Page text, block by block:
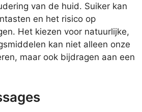
van de huid. Suiker kan
en het risico op
Het kiezen voor natuurlijke,
kan niet alleen onze
maar ook bijdragen aan een